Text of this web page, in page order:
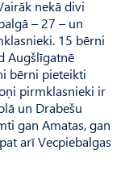
nekā divi
– 27 – un
15 bērni
Augšlīgatnē
bērni pieteikti
pirmklasnieki ir
un Drabešu
gan Amatas, gan
arī Vecpiebalgas